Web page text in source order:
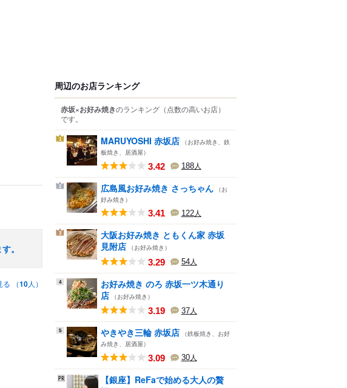
。
る （10人）
周辺のお店ランキング
赤坂×お好み焼きのランキング （点数の高いお店）
です。
1 MARUYOSHI 赤坂店 （お好み焼き、鉄
板焼き、居酒屋）
3.42 188人
2 広島風お好み焼き さっちゃん （お
好み焼き）
3.41 122人
3
大阪お好み焼き ともくん家 赤坂
見附店 （お好み焼き）
3.29 54人
4
お好み焼き のろ 赤坂一ツ木通り
店 （お好み焼き）
3.19 37人
5 やきやき三輪 赤坂店 （鉄板焼き、お好
み焼き、居酒屋）
3.09 30人
【銀座】ReFaで始める大人の贅